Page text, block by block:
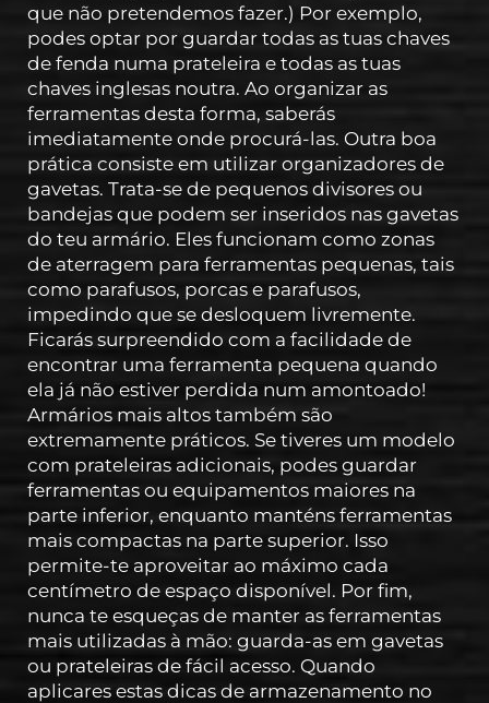
que não pretendemos fazer.) Por exemplo,
podes optar por guardar todas as tuas chaves
de fenda numa prateleira e todas as tuas
chaves inglesas noutra. Ao organizar as
ferramentas desta forma, saberás
imediatamente onde procurá-las. Outra boa
prática consiste em utilizar organizadores de
gavetas. Trata-se de pequenos divisores ou
bandejas que podem ser inseridos nas gavetas
do teu armário. Eles funcionam como zonas
de aterragem para ferramentas pequenas, tais
como parafusos, porcas e parafusos,
impedindo que se desloquem livremente.
Ficarás surpreendido com a facilidade de
encontrar uma ferramenta pequena quando
ela já não estiver perdida num amontoado!
Armários mais altos também são
extremamente práticos. Se tiveres um modelo
com prateleiras adicionais, podes guardar
ferramentas ou equipamentos maiores na
parte inferior, enquanto manténs ferramentas
mais compactas na parte superior. Isso
permite-te aproveitar ao máximo cada
centímetro de espaço disponível. Por fim,
nunca te esqueças de manter as ferramentas
mais utilizadas à mão: guarda-as em gavetas
ou prateleiras de fácil acesso. Quando
aplicares estas dicas de armazenamento no